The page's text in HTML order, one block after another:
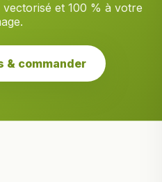
et 100 % à votre
& commander